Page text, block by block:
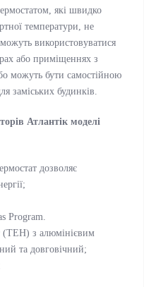
які швидко
температури, не
використовуватися
або приміщеннях з
можуть бути самостійною
заміських будинків.
Атлантік моделі
дозволяє
Program.
(ТЕН) з алюмінієвим
та довговічний;